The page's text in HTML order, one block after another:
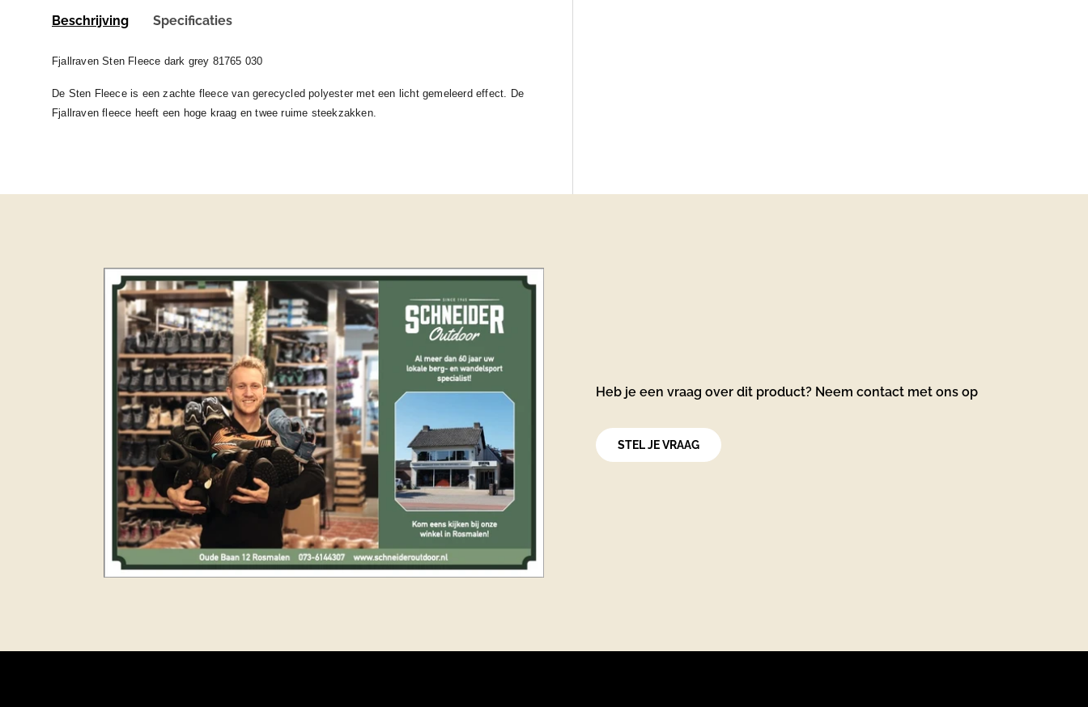
Beschrijving Specificaties
Fjallraven Sten Fleece dark grey 81765 030
De Sten Fleece is een zachte fleece van gerecycled polyester met een licht gemeleerd effect. De
Fjallraven fleece heeft een hoge kraag en twee ruime steekzakken.
Heb je een vraag over dit product? Neem contact met ons op
STEL JE VRAAG